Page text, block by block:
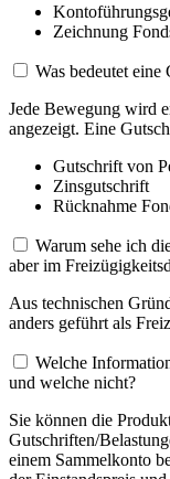
Zeichnung
Was bedeutet
Jede Bewegung wird
angezeigt. Eine
Gutschrift von
Zinsgutschrift
Rücknahme
Warum sehe ich
aber im
Aus technischen
anders geführt als
Welche
und welche nicht?
Sie können die
Gutschriften/
einem Sammelkonto